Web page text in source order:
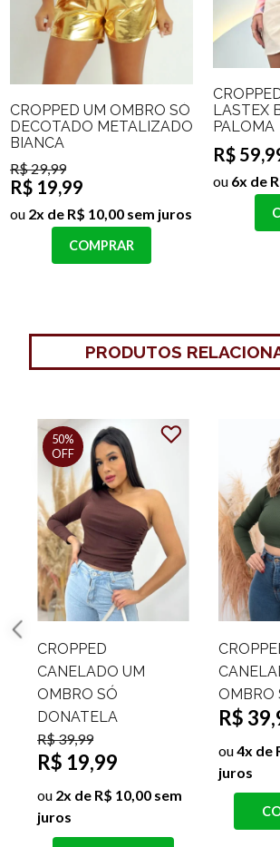
CROPPED UM OMBRO SÓ
DECOTADO METALIZADO
BIANCA
R$ 29,99
R$ 19,99
ou 2x de R$ 10,00 sem juros
COMPRAR
LASTEX
PALOMA
R$
ou 6x de
PRODUTOS
BLUSA OMBRO A
OMBRO AGATA
R$ 39,99
juros
COMPRAR
BODY
VAZADO
R$
ou4x de
juros